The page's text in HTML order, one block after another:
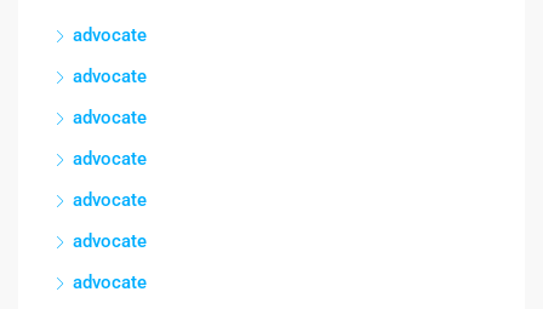
advocate
advocate
advocate
advocate
advocate
advocate
advocate